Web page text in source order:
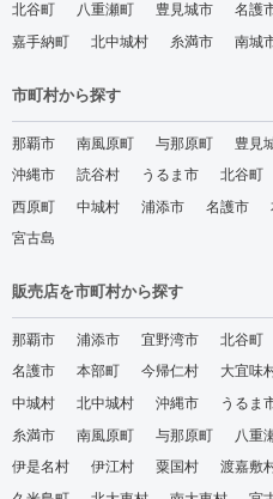
北谷町
八重瀬町 豊見城市 名護
嘉手納町
北中城村 糸満市 南城
市町村から探す
那覇市 南風原町 与那原町 豊見
沖縄市
読谷村 うるま市 北谷町
西原町
中城村 浦添市 名護市
宮古島
販売店を市町村から探す
那覇市 浦添市 宜野湾市 北谷町
名護市
本部町 今帰仁村 大宜味
中城村
北中城村 沖縄市 うるま
糸満市
南風原町 与那原町 八重
伊是名村
伊江村 粟国村 渡嘉敷